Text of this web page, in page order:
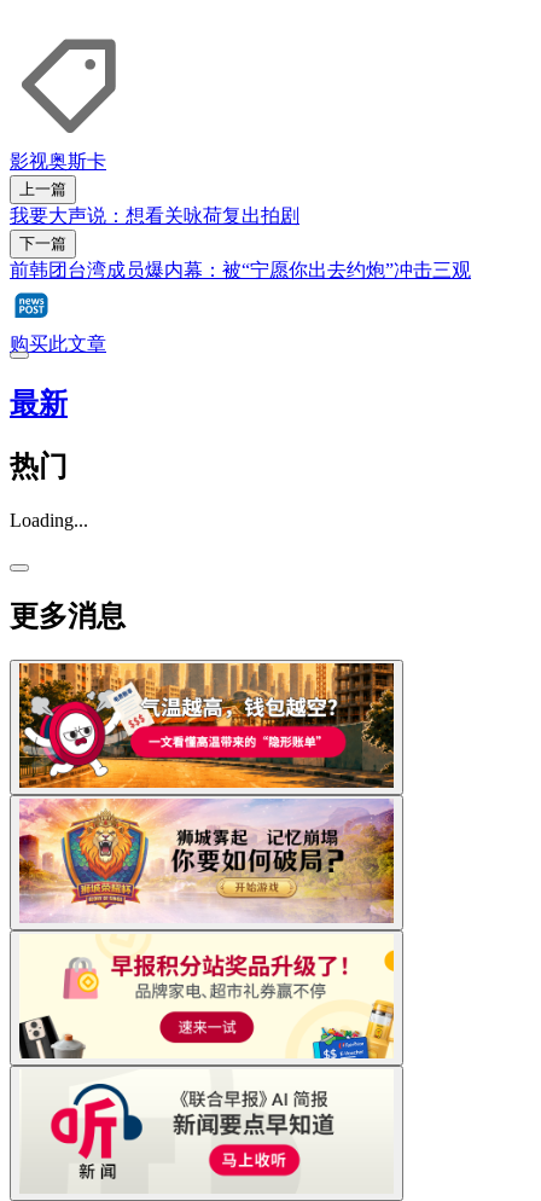
影视奥斯卡
上一篇
我要大声说：想看关咏荷复出拍剧
下一篇
前韩团台湾成员爆内幕：被“宁愿你出去约炮”冲击三观
购买此文章
最新
热门
Loading...
更多消息